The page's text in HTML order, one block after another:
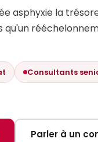
asphyxie la
qu'un
Consultants
Parler à un